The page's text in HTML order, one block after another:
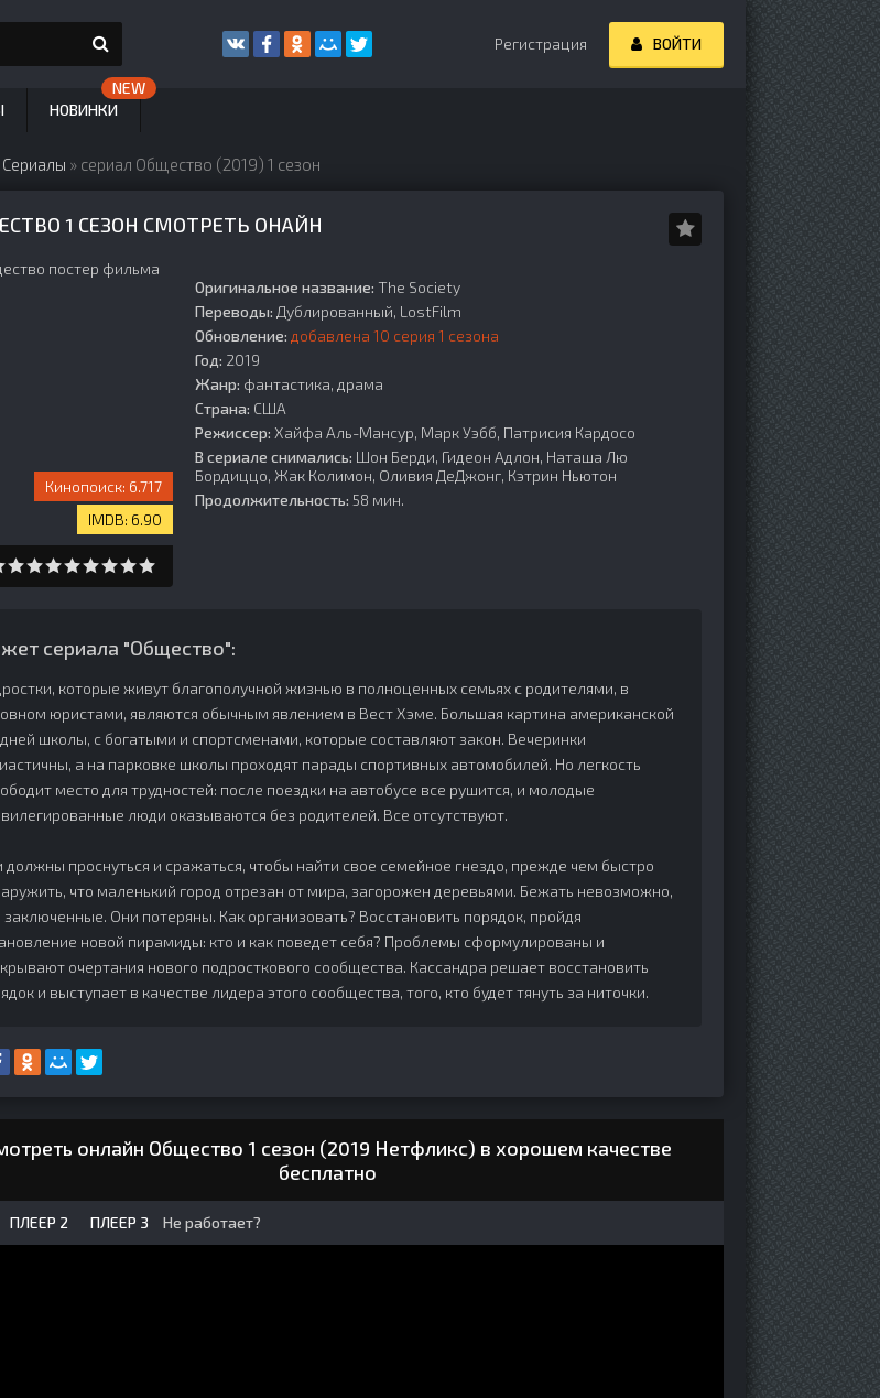
Регистрация ВОЙТИ
Сериалы » сериал Общество (2019) 1 сезон
1 СЕЗОН СМОТРЕТЬ ОНАЙН
6.717
6.90
Оригинальное название: The Society
Переводы: Дублированный, LostFilm
Обновление: добавлена 10 серия 1 сезона
Год: 2019
Жанр: фантастика, драма
Страна: США
Режиссер: Хайфа Аль-Мансур, Марк Уэбб, Патрисия Кардосо
В сериале снимались: Шон Берди, Гидеон Адлон, Наташа Лю
Бордиццо, Жак Колимон, Оливия ДеДжонг, Кэтрин Ньютон
Продолжительность: 58 мин.
сериала "Общество":
которые живут благополучной жизнью в полноценных семьях с родителями, в
юристами, являются обычным явлением в Вест Хэме. Большая картина американской
школы, с богатыми и спортсменами, которые составляют закон. Вечеринки
а на парковке школы проходят парады спортивных автомобилей. Но легкость
место для трудностей: после поездки на автобусе все рушится, и молодые
люди оказываются без родителей. Все отсутствуют.
должны проснуться и сражаться, чтобы найти свое семейное гнездо, прежде чем быстро
что маленький город отрезан от мира, загорожен деревьями. Бежать невозможно,
заключенные. Они потеряны. Как организовать? Восстановить порядок, пройдя
новой пирамиды: кто и как поведет себя? Проблемы сформулированы и
очертания нового подросткового сообщества. Кассандра решает восстановить
и выступает в качестве лидера этого сообщества, того, кто будет тянуть за ниточки.
онлайн Общество 1 сезон (2019 Нетфликс) в хорошем качестве
бесплатно
ПЛЕЕР 2 ПЛЕЕР 3 Не работает?
НОВИНКИ